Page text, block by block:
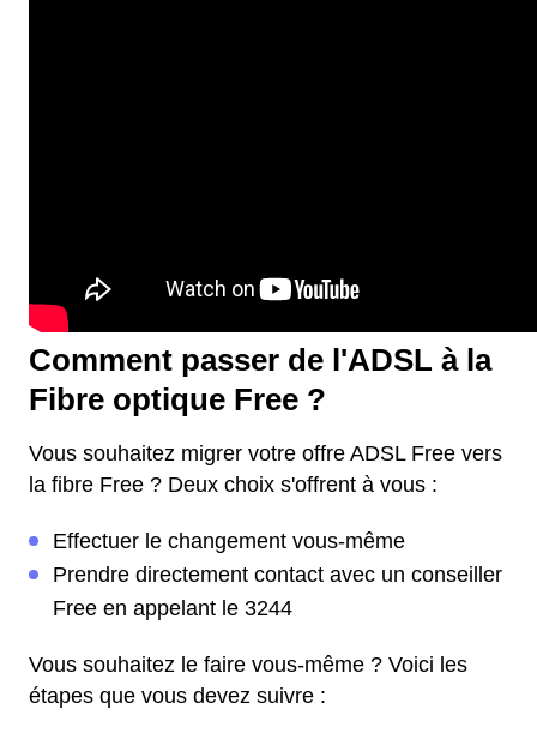
Comment passer de l'ADSL à la
Fibre optique Free ?
Vous souhaitez migrer votre offre ADSL Free vers
la fibre Free ? Deux choix s'offrent à vous :
Effectuer le changement vous-même
Prendre directement contact avec un conseiller
Free en appelant le 3244
Vous souhaitez le faire vous-même ? Voici les
étapes que vous devez suivre :